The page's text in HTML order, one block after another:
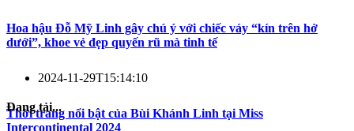
Hoa hậu Đỗ Mỹ Linh gây chú ý với chiếc váy “kín trên hở
dưới”, khoe vẻ đẹp quyến rũ mà tinh tế
2024-11-29T15:14:10
Thời trang nổi bật của Bùi Khánh Linh tại Miss
Intercontinental 2024
Đang tải...